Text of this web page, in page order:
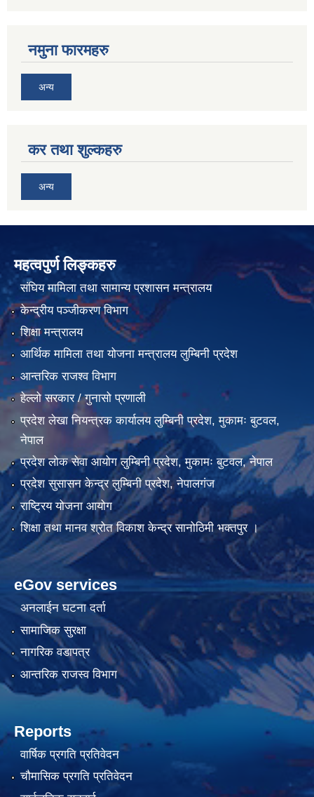
नमुना फारमहरु
अन्य
कर तथा शुल्कहरु
अन्य
महत्वपुर्ण लिङ्कहरु
संघिय मामिला तथा सामान्य प्रशासन मन्त्रालय
केन्द्रीय पञ्जीकरण विभाग
शिक्षा मन्त्रालय
आर्थिक मामिला तथा योजना मन्त्रालय लुम्बिनी प्रदेश
आन्तरिक राजश्व विभाग
हेल्लो सरकार / गुनासो प्रणाली
प्रदेश लेखा नियन्त्रक कार्यालय लुम्बिनी प्रदेश, मुकामः बुटवल,
नेपाल
प्रदेश लोक सेवा आयोग लुम्बिनी प्रदेश, मुकामः बुटवल, नेपाल
प्रदेश सुसासन केन्द्र लुम्बिनी प्रदेश, नेपालगंज
राष्ट्रिय योजना आयोग
शिक्षा तथा मानव श्रोत विकाश केन्द्र सानोठिमी भक्तपुर ।
eGov services
अनलाईन घटना दर्ता
सामाजिक सुरक्षा
नागरिक वडापत्र
आन्तरिक राजस्व विभाग
Reports
वार्षिक प्रगति प्रतिवेदन
चौमासिक प्रगति प्रतिवेदन